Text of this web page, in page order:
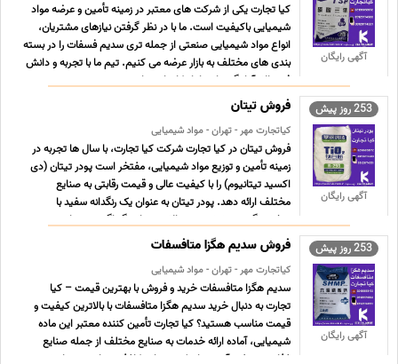
آگهی رایگان
کیا تجارت یکی از شرکت های معتبر در زمینه تأمین و عرضه مواد
شیمیایی باکیفیت است. ما با در نظر گرفتن نیازهای مشتریان،
انواع مواد شیمیایی صنعتی از جمله تری سدیم فسفات را در بسته
بندی های مختلف به بازار عرضه می کنیم. تیم ما با تجربه و دانش
فنی بالا، آمادگی دارد تا راهکارهای مناسبی بر ... ...
253 روز پیش
آگهی رایگان
فروش تیتان
کیاتجارت مهر - تهران - مواد شیمیایی
فروش تیتان در کیا تجارت شرکت کیا تجارت، با سال ها تجربه در
زمینه تأمین و توزیع مواد شیمیایی، مفتخر است پودر تیتان (دی
اکسید تیتانیوم) را با کیفیت عالی و قیمت رقابتی به صنایع
مختلف ارائه دهد. پودر تیتان به عنوان یک رنگدانه سفید با
درخشندگی و پوشش دهی بالا در صنایع گوناگون مورد است ... ...
253 روز پیش
آگهی رایگان
فروش سدیم هگزا متافسفات
کیاتجارت مهر - تهران - مواد شیمیایی
سدیم هگزا متافسفات خرید و فروش با بهترین قیمت – کیا
تجارت به دنبال خرید سدیم هگزا متافسفات با بالاترین کیفیت و
قیمت مناسب هستید؟ کیا تجارت تأمین کننده معتبر این ماده
شیمیایی، آماده ارائه خدمات به صنایع مختلف از جمله صنایع
غذایی، تصفیه آب، سرامیک ، صنایع کاغذ و نساجی و مواد شوینده